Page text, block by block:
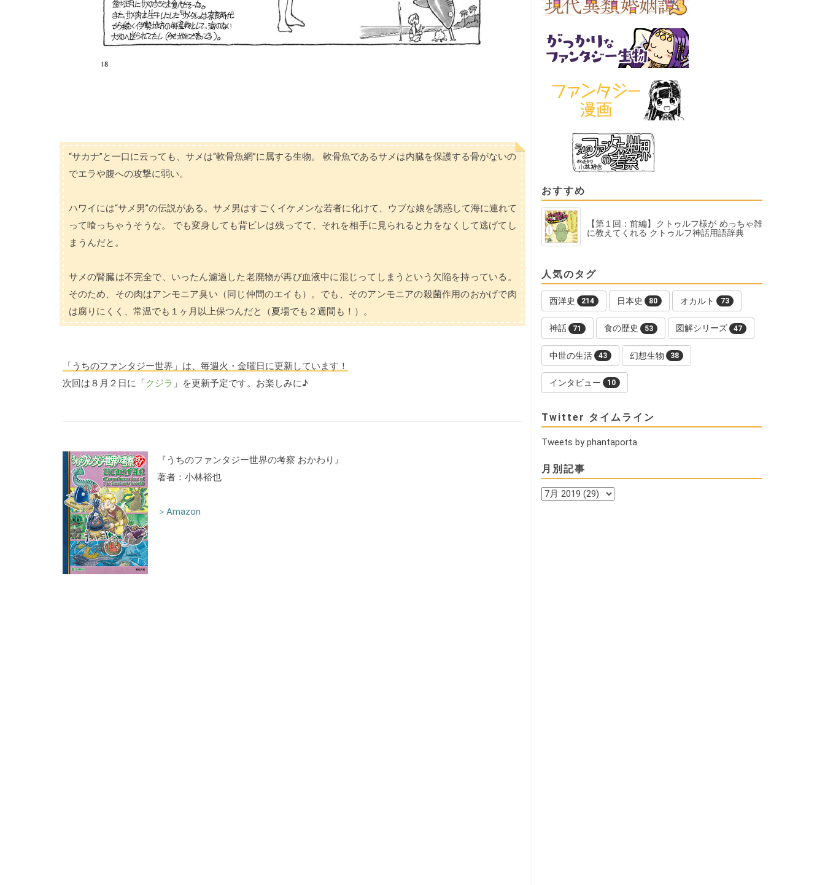
“サカナ”と一口に云っても、サメは“軟骨魚網”に属する生物。 軟骨魚であるサメは内臓を保護する骨がないの
でエラや腹への攻撃に弱い。
ハワイには“サメ男”の伝説がある。サメ男はすごくイケメンな若者に化けて、ウブな娘を誘惑して海に連れて
って喰っちゃうそうな。 でも変身しても背ビレは残ってて、それを相手に見られると力をなくして逃げてし
まうんだと。
サメの腎臓は不完全で、いったん濾過した老廃物が再び血液中に混じってしまうという欠陥を持っている。
そのため、その肉はアンモニア臭い（同じ仲間のエイも）。でも、そのアンモニアの殺菌作用のおかげで肉
は腐りにくく、常温でも１ヶ月以上保つんだと（夏場でも２週間も！）。
「うちのファンタジー世界」は、毎週火・金曜日に更新しています！
次回は８月２日に「クジラ 」を更新予定です。お楽しみに♪
『うちのファンタジー世界の考察 おかわり』
著者：小林裕也
＞Amazon
おすすめ
【第１回：前編】クトゥルフ様が めっちゃ雑
に教えてくれる クトゥルフ神話用語辞典
人気のタグ
西洋史 214 日本史 80 オカルト 73
神話 71 食の歴史 53 図解シリーズ 47
中世の生活 43 幻想生物 38
インタビュー 10
Twitter タイムライン
Tweets by phantaporta
月別記事